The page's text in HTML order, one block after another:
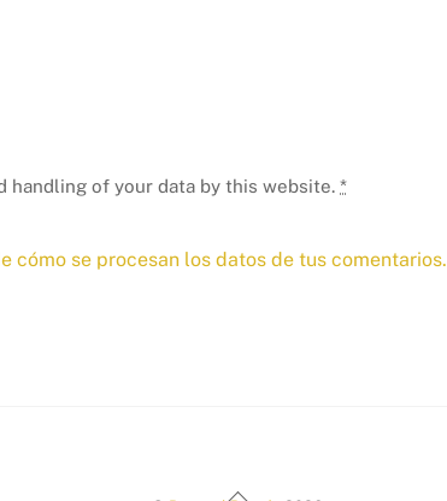
handling of your data by this website. *
cómo se procesan los datos de tus comentarios.
Back